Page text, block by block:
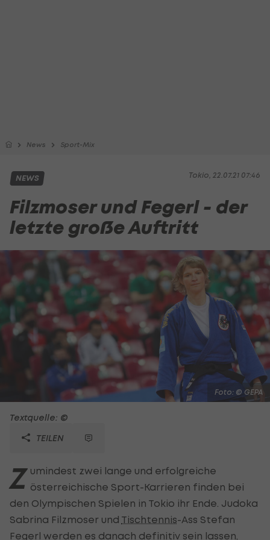
News Sport-Mix
Tokio, 22.07.21 07:46
NEWS
Filzmoser und Fegerl - der
letzte große Auftritt
Foto: © GEPA
Textquelle: ©
TEILEN
Z umindest zwei lange und erfolgreiche
österreichische Sport-Karrieren finden bei
den Olympischen Spielen in Tokio ihr Ende. Judoka
Sabrina Filzmoser und Tischtennis-Ass Stefan
Fegerl werden es danach definitiv sein lassen,